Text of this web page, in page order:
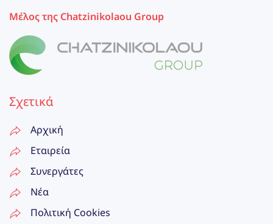
Μέλος της Chatzinikolaou Group
Σχετικά
Αρχική
Εταιρεία
Συνεργάτες
Νέα
Πολιτική Cookies